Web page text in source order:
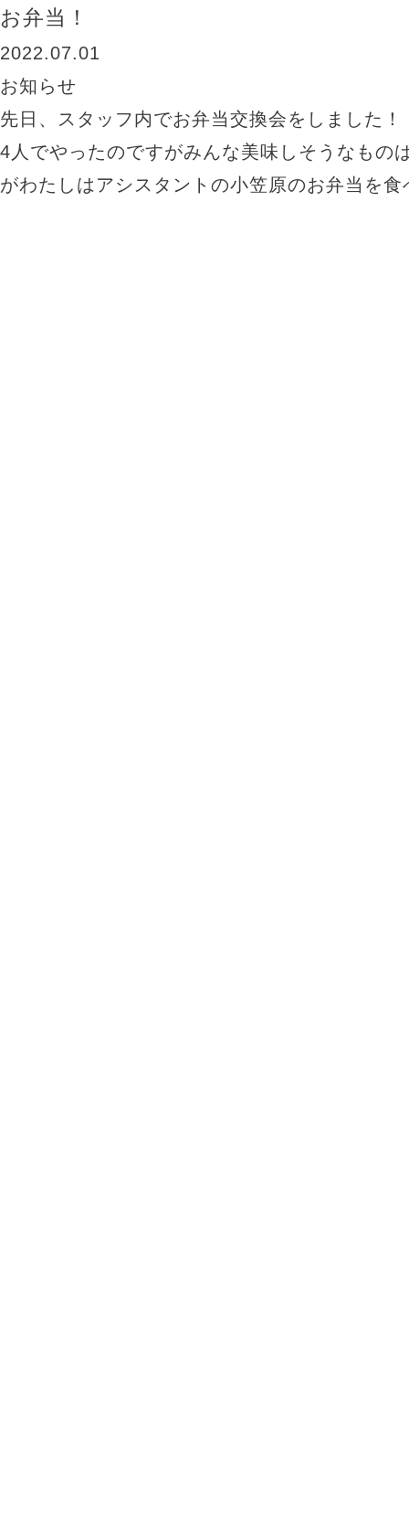
お弁当！
2022.07.01
お知らせ
先日、スタッフ内でお弁当交換会をしました！
4人でやったのですがみんな美味しそうなもの
がわたしはアシスタントの小笠原のお弁当を食